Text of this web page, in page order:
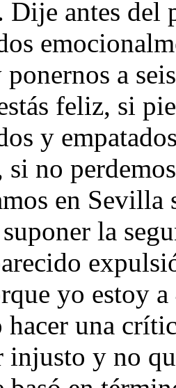
antes del
a
feliz, si
y
si no
en Sevilla
la
yo estoy
hacer una
injusto y no